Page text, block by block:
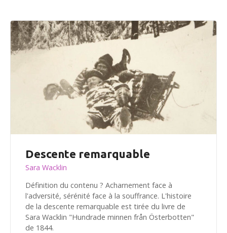
Descente remarquable
Sara Wacklin
Définition du contenu ? Acharnement face à
l'adversité, sérénité face à la souffrance. L'histoire
de la descente remarquable est tirée du livre de
Sara Wacklin "Hundrade minnen från Österbotten"
de 1844.